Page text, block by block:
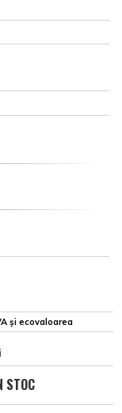
și ecovaloarea
STOC